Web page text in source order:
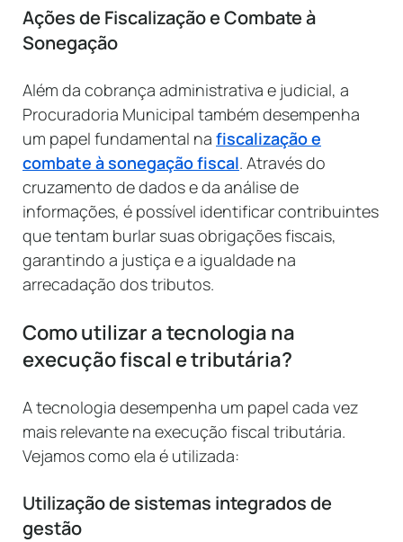
Ações de Fiscalização e Combate à
Sonegação
Além da cobrança administrativa e judicial, a
Procuradoria Municipal também desempenha
um papel fundamental na fiscalização e
combate à sonegação fiscal. Através do
cruzamento de dados e da análise de
informações, é possível identificar contribuintes
que tentam burlar suas obrigações fiscais,
garantindo a justiça e a igualdade na
arrecadação dos tributos.
Como utilizar a tecnologia na
execução fiscal e tributária?
A tecnologia desempenha um papel cada vez
mais relevante na execução fiscal tributária.
Vejamos como ela é utilizada:
Utilização de sistemas integrados de
gestão